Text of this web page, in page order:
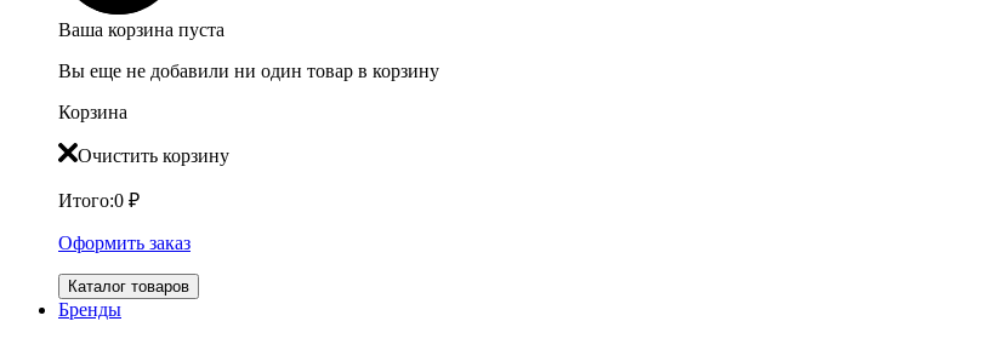
Ваша корзина пуста
Вы еще не добавили ни один товар в корзину
Корзина
Очистить корзину
Итого:0 ₽
Оформить заказ
Каталог товаров
Бренды